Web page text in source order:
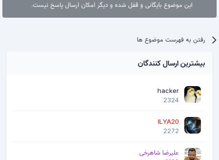
این موضوع بایگانی و قفل شده و دیگر امکان ارسال پاسخ نیست.
رفتن به فهرست موضوع ها
بیشترین ارسال کنندگان
hacker
2324
ILYA20
2272
علیرضا شاهرخی